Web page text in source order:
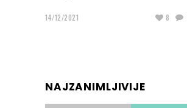
14/12/2021 8
NAJZANIMLJIVIJE